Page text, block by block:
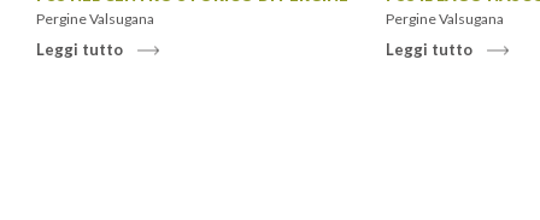
Pergine Valsugana
Leggi tutto
Pergine Valsugana
Leggi tutto